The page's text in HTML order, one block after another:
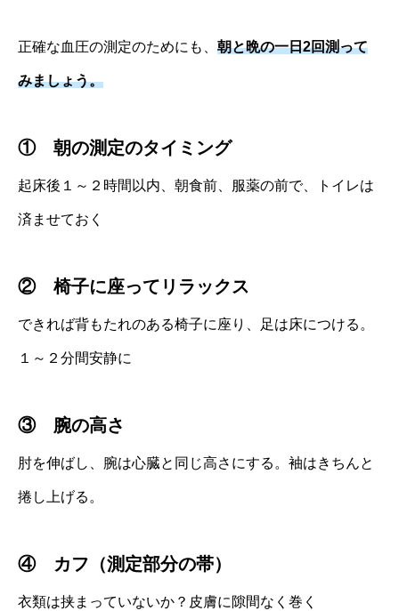
正確な血圧の測定のためにも、 朝と晩の一日2回測って
みましょう。
① 朝の測定のタイミング
起床後１～２時間以内、朝食前、服薬の前で、トイレは
済ませておく
② 椅子に座ってリラックス
できれば背もたれのある椅子に座り、足は床につける。
１～２分間安静に
③ 腕の高さ
肘を伸ばし、腕は心臓と同じ高さにする。袖はきちんと
捲し上げる。
④ カフ（測定部分の帯）
衣類は挟まっていないか？皮膚に隙間なく巻く